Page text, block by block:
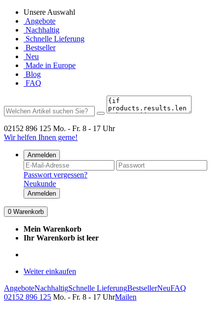
Unsere Auswahl
Angebote
Nachhaltig
Schnelle Lieferung
Bestseller
Neu
Made in Europe
Blog
FAQ
02152 896 125 Mo. - Fr. 8 - 17 Uhr
Wir helfen Ihnen gerne!
Anmelden
Passwort vergessen?
Neukunde
Anmelden
0 Warenkorb
Mein Warenkorb
Ihr Warenkorb ist leer
Weiter einkaufen
AngeboteNachhaltigSchnelle LieferungBestsellerNeuFAQ
02152 896 125 Mo. - Fr. 8 - 17 UhrMailen